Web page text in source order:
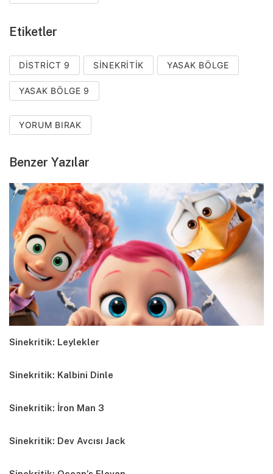
Etiketler
DISTRICT 9 SINEKRITIK YASAK BÖLGE
YASAK BÖLGE 9
YORUM BIRAK
Benzer Yazılar
Sinekritik: Leylekler
Sinekritik: Kalbini Dinle
Sinekritik: İron Man 3
Sinekritik: Dev Avcısı Jack